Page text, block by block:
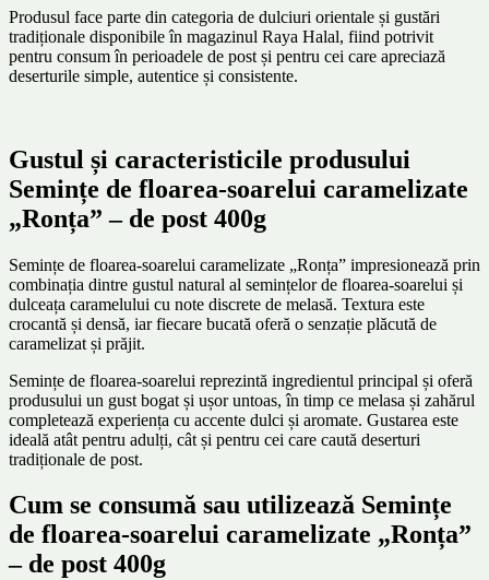
Produsul face parte din categoria de dulciuri orientale și gustări
tradiționale disponibile în magazinul Raya Halal, fiind potrivit
pentru consum în perioadele de post și pentru cei care apreciază
deserturile simple, autentice și consistente.
Gustul și caracteristicile produsului
Semințe de floarea-soarelui caramelizate
„Ronța” – de post 400g
Semințe de floarea-soarelui caramelizate „Ronța” impresionează prin
combinația dintre gustul natural al semințelor de floarea-soarelui și
dulceața caramelului cu note discrete de melasă. Textura este
crocantă și densă, iar fiecare bucată oferă o senzație plăcută de
caramelizat și prăjit.
Semințe de floarea-soarelui reprezintă ingredientul principal și oferă
produsului un gust bogat și ușor untoas, în timp ce melasa și zahărul
completează experiența cu accente dulci și aromate. Gustarea este
ideală atât pentru adulți, cât și pentru cei care caută deserturi
tradiționale de post.
Cum se consumă sau utilizează Semințe
de floarea-soarelui caramelizate „Ronța”
– de post 400g